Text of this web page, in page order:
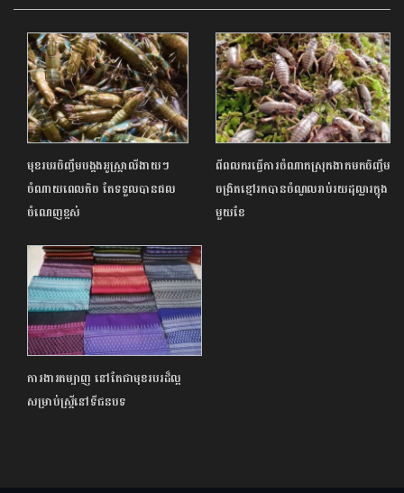
មុខរបរចិញ្ចឹមបង្កងអូស្ត្រាលីងាយៗ
ចំណាយពេលតិច តែទទួលបានផល
ចំណេញខ្ពស់
ពីពលករធ្វើការចំណាកស្រុកងាកមកចិញ្ចឹម
ចង្រិតខ្មៅរកបានចំណូលរាប់រយដុល្លារក្នុង
មួយខែ
ការងារតម្បាញ នៅតែជាមុខរបរដ៏ល្អ
សម្រាប់ស្ត្រីនៅទីជនបទ